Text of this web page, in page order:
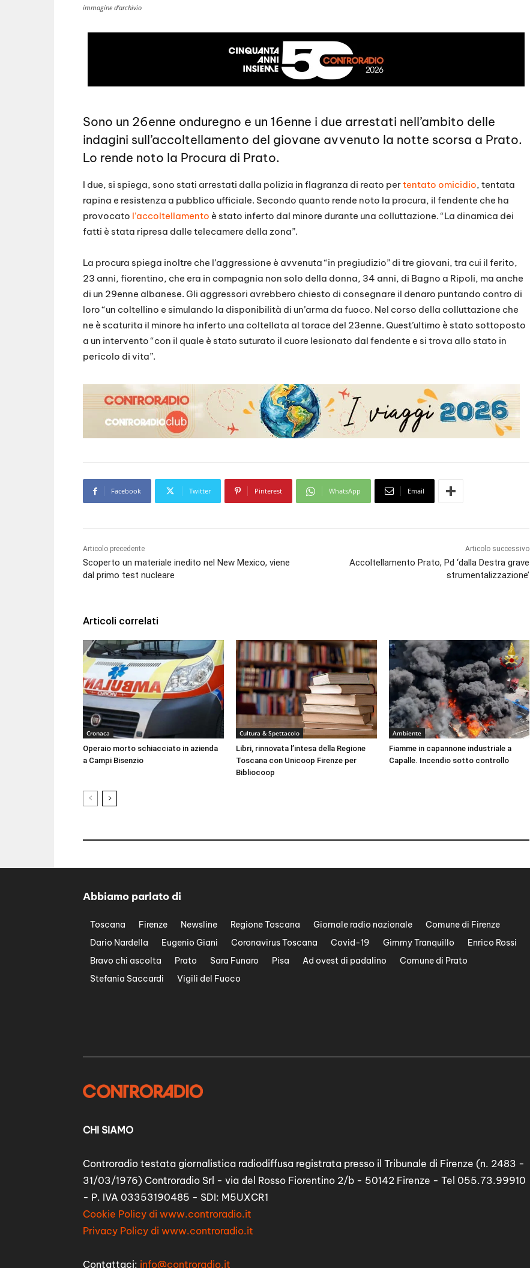
immagine d'archivio
Sono un 26enne onduregno e un 16enne i due arrestati nell’ambito delle
indagini sull’accoltellamento del giovane avvenuto la notte scorsa a Prato.
Lo rende noto la Procura di Prato.
I due, si spiega, sono stati arrestati dalla polizia in flagranza di reato pertentato omicidio, tentata
rapina e resistenza a pubblico ufficiale. Secondo quanto rende noto la procura, il fendente che ha
provocato l’accoltellamento è stato inferto dal minore durante una colluttazione. “La dinamica dei
fatti è stata ripresa dalle telecamere della zona”.
La procura spiega inoltre che l’aggressione è avvenuta “in pregiudizio” di tre giovani, tra cui il ferito,
23 anni, fiorentino, che era in compagnia non solo della donna, 34 anni, di Bagno a Ripoli, ma anche
di un 29enne albanese. Gli aggressori avrebbero chiesto di consegnare il denaro puntando contro di
loro “un coltellino e simulando la disponibilità di un’arma da fuoco. Nel corso della colluttazione che
ne è scaturita il minore ha inferto una coltellata al torace del 23enne. Quest’ultimo è stato sottoposto
a un intervento “con il quale è stato suturato il cuore lesionato dal fendente e si trova allo stato in
pericolo di vita”.
Facebook Twitter Pinterest WhatsApp Email
Articolo precedente
Scoperto un materiale inedito nel New Mexico, viene
dal primo test nucleare
Articolo successivo
Accoltellamento Prato, Pd ‘dalla Destra grave
strumentalizzazione’
Articoli correlati
Cronaca
Operaio morto schiacciato in azienda
a Campi Bisenzio
Cultura & Spettacolo
Libri, rinnovata l’intesa della Regione
Toscana con Unicoop Firenze per
Bibliocoop
Ambiente
Fiamme in capannone industriale a
Capalle. Incendio sotto controllo
Abbiamo parlato di
Toscana Firenze Newsline Regione Toscana Giornale radio nazionale
Comune di Firenze
Dario Nardella
Eugenio Giani Coronavirus Toscana Covid-19 Gimmy Tranquillo
Enrico Rossi
Bravo chi ascolta
Prato Sara Funaro Pisa Ad ovest di padalino
Comune di Prato
Stefania Saccardi
Vigili del Fuoco
CHI SIAMO
Controradio testata giornalistica radiodiffusa registrata presso il Tribunale di Firenze (n. 2483 -
31/03/1976) Controradio Srl - via del Rosso Fiorentino 2/b - 50142 Firenze - Tel 055.73.99910
- P. IVA 03353190485 - SDI: M5UXCR1
Cookie Policy di www.controradio.it
Privacy Policy di www.controradio.it
Contattaci: info@controradio.it